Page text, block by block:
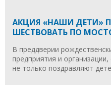
АКЦИЯ «НАШИ ДЕТИ»
ШЕСТВОВАТЬ ПО
В преддверии
предприятия и
не только поздравляют